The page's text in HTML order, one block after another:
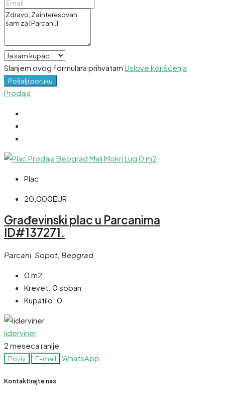
Slanjem ovog formulara prihvatam Uslove korišćenja
Pošalji poruku
Prodaja
Plac
20,000EUR
Građevinski plac u Parcanima
ID#137271.
Parcani, Sopot, Beograd
0 m2
Krevet: 0 soban
Kupatilo: 0
liderviner
2 meseca ranije
Poziv E-mail WhatsApp
Kontaktirajte nas